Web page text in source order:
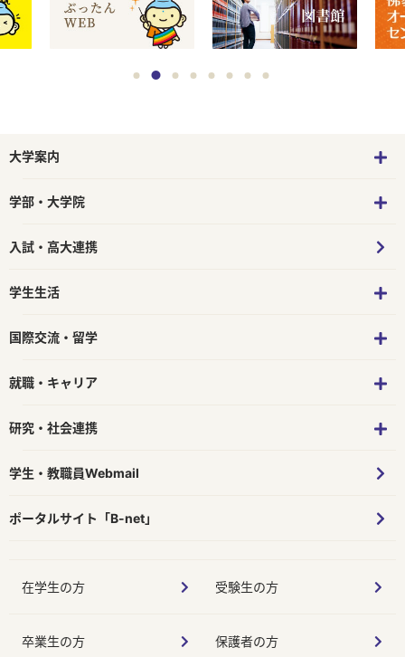
大学案内
学部・大学院
入試・高大連携
学生生活
国際交流・留学
就職・キャリア
研究・社会連携
学生・教職員Webmail
ポータルサイト「B-net」
在学生の方 受験生の方
卒業生の方 保護者の方